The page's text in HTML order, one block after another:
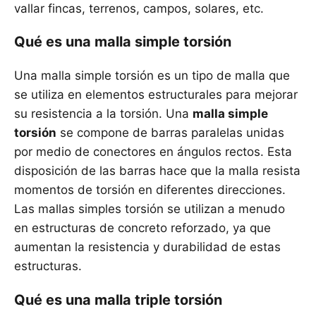
vallar fincas, terrenos, campos, solares, etc.
Qué es una malla simple torsión
Una malla simple torsión es un tipo de malla que
se utiliza en elementos estructurales para mejorar
su resistencia a la torsión. Una malla simple
torsión se compone de barras paralelas unidas
por medio de conectores en ángulos rectos. Esta
disposición de las barras hace que la malla resista
momentos de torsión en diferentes direcciones.
Las mallas simples torsión se utilizan a menudo
en estructuras de concreto reforzado, ya que
aumentan la resistencia y durabilidad de estas
estructuras.
Qué es una malla triple torsión